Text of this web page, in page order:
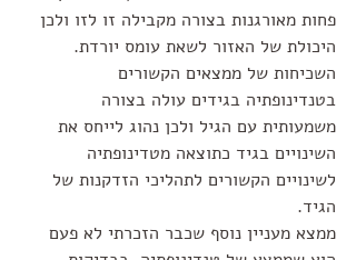
פחות מאורגנות בצורה מקבילה זו לזו ולכן
היכולת של האזור לשאת עומס יורדת.
השכיחות של ממצאים הקשורים
בטנדינופתיה בגידים עולה בצורה
משמעותית עם הגיל ולכן נהוג לייחס את
השינויים בגיד כתוצאה מטדינופתיה
לשינויים הקשורים לתהליכי הזדקנות של
הגיד.
ממצא מעניין נוסף שכבר הזכרתי לא פעם